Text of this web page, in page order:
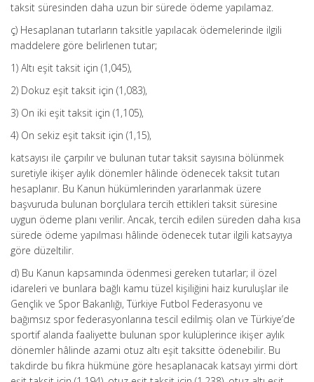
taksit süresinden daha uzun bir sürede ödeme yapılamaz.
ç) Hesaplanan tutarların taksitle yapılacak ödemelerinde ilgili
maddelere göre belirlenen tutar;
1) Altı eşit taksit için (1,045),
2) Dokuz eşit taksit için (1,083),
3) On iki eşit taksit için (1,105),
4) On sekiz eşit taksit için (1,15),
katsayısı ile çarpılır ve bulunan tutar taksit sayısına bölünmek
suretiyle ikişer aylık dönemler hâlinde ödenecek taksit tutarı
hesaplanır. Bu Kanun hükümlerinden yararlanmak üzere
başvuruda bulunan borçlulara tercih ettikleri taksit süresine
uygun ödeme planı verilir. Ancak, tercih edilen süreden daha kısa
sürede ödeme yapılması hâlinde ödenecek tutar ilgili katsayıya
göre düzeltilir.
d) Bu Kanun kapsamında ödenmesi gereken tutarlar; il özel
idareleri ve bunlara bağlı kamu tüzel kişiliğini haiz kuruluşlar ile
Gençlik ve Spor Bakanlığı, Türkiye Futbol Federasyonu ve
bağımsız spor federasyonlarına tescil edilmiş olan ve Türkiye’de
sportif alanda faaliyette bulunan spor kulüplerince ikişer aylık
dönemler hâlinde azami otuz altı eşit taksitte ödenebilir. Bu
takdirde bu fıkra hükmüne göre hesaplanacak katsayı yirmi dört